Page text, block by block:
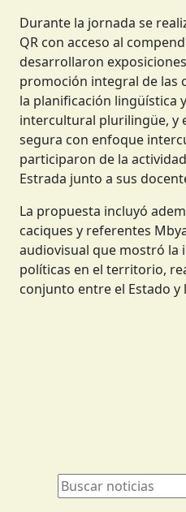
Durante la jornada se
QR con acceso al
desarrollaron
promoción integral de las
la planificación lingüística
intercultural plurilingüe, y
segura con enfoque
participaron de la
Estrada junto a sus
La propuesta incluyó
caciques y referentes
audiovisual que mostró la
políticas en el territorio,
conjunto entre el Estado y